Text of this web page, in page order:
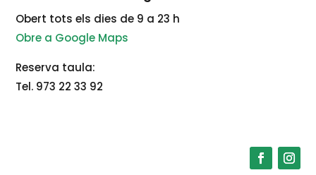
Obert tots els dies de 9 a 23 h
Obre a Google Maps
Reserva taula:
Tel. 973 22 33 92